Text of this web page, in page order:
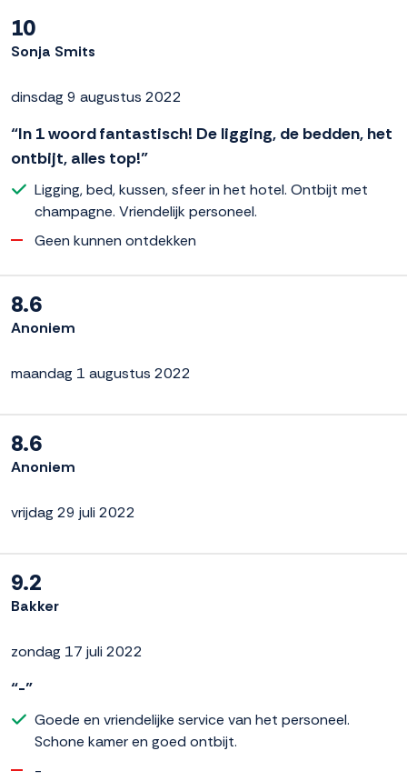
10
Sonja Smits
dinsdag 9 augustus 2022
“In 1 woord fantastisch! De ligging, de bedden, het
ontbijt, alles top!”
Ligging, bed, kussen, sfeer in het hotel. Ontbijt met
champagne. Vriendelijk personeel.
Geen kunnen ontdekken
8.6
Anoniem
maandag 1 augustus 2022
8.6
Anoniem
vrijdag 29 juli 2022
9.2
Bakker
zondag 17 juli 2022
“-”
Goede en vriendelijke service van het personeel.
Schone kamer en goed ontbijt.
-